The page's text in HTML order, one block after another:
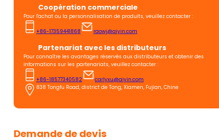
Coopération commerciale
Pour l'achat ou la personnalisation de produits, veuillez contacter :
+86-17359441868 raowj@aiyin.com
Partenariat avec les distributeurs
Pour connaître les avantages réservés aux distributeurs et obtenir des
informations sur les partenariats, veuillez contacter :
+86-18577340582
carlyxu@aiyin.com
838 Tongfu Road, district de Tong, Xiamen, Fujian, Chine
Demande de devis